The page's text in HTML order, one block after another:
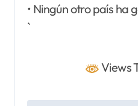
• Ningún otro país ha
`
Views